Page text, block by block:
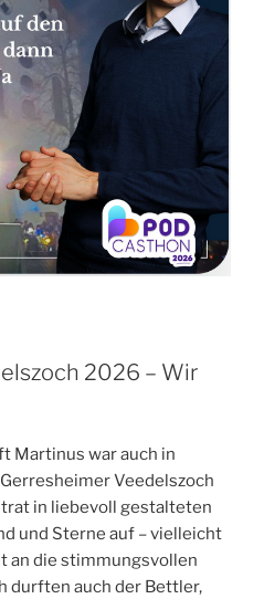
2026 – Wir
Martinus war auch in
Veedelszoch
in liebevoll gestalteten
und Sterne auf – vielleicht
an die stimmungsvollen
durften auch der Bettler,